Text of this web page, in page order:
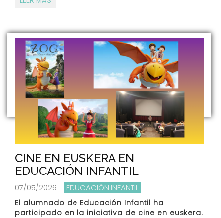
CINE EN EUSKERA EN
EDUCACIÓN INFANTIL
07/05/2026 EDUCACIÓN INFANTIL
El alumnado de Educación Infantil ha
participado en la iniciativa de cine en euskera.